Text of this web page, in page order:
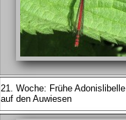
21. Woche: Frühe Adonislibelle
auf den Auwiesen